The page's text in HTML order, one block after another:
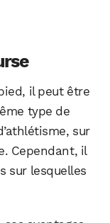
il peut être
type de
sur
Cependant, il
sur lesquelles